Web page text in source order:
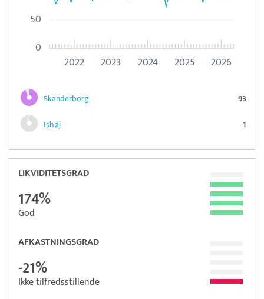
2022 2023 2024 2025 2026
0
50
Skanderborg
93
Ishøj
1
LIKVIDITETSGRAD
174%
God
AFKASTNINGSGRAD
-21%
Ikke tilfredsstillende